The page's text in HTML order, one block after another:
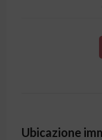
Ubicazione